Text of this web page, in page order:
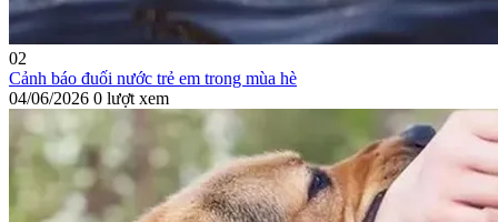
02
Cảnh báo đuối nước trẻ em trong mùa hè
04/06/2026 0 lượt xem